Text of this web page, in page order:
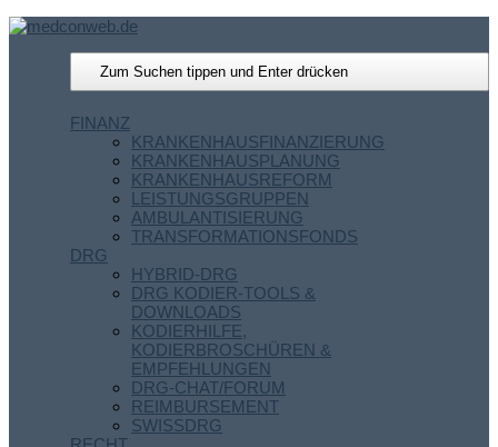
FINANZ
KRANKENHAUSFINANZIERUNG
KRANKENHAUSPLANUNG
KRANKENHAUSREFORM
LEISTUNGSGRUPPEN
AMBULANTISIERUNG
TRANSFORMATIONSFONDS
DRG
HYBRID-DRG
DRG KODIER-TOOLS &
DOWNLOADS
KODIERHILFE,
KODIERBROSCHÜREN &
EMPFEHLUNGEN
DRG-CHAT/FORUM
REIMBURSEMENT
SWISSDRG